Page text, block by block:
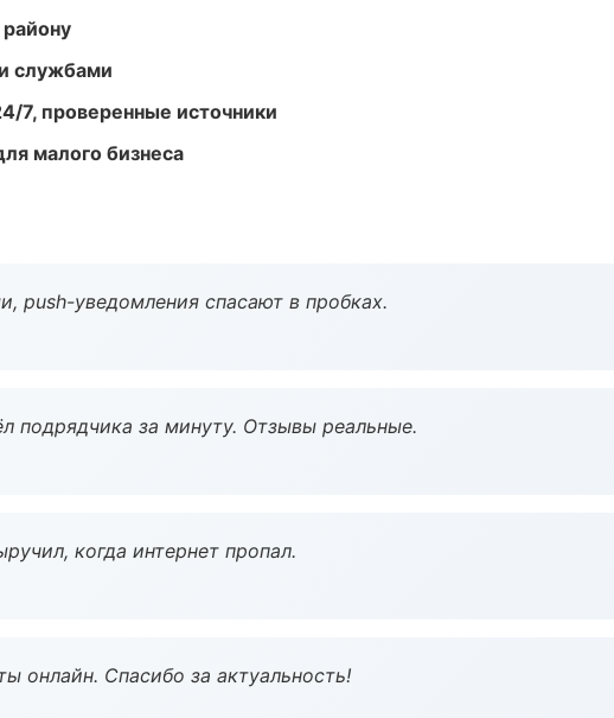
службами
7, проверенные источники
малого бизнеса
push-уведомления спасают в пробках.
подрядчика за минуту. Отзывы реальные.
когда интернет пропал.
онлайн. Спасибо за актуальность!